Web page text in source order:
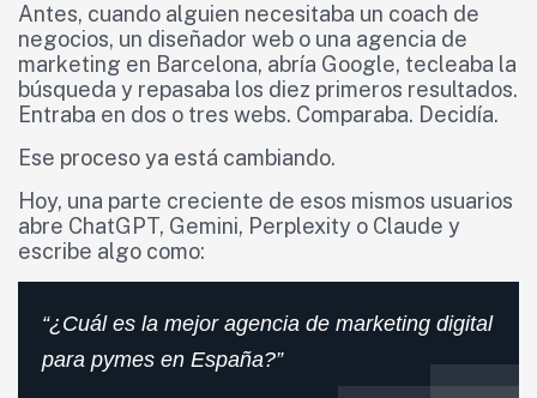
Antes, cuando alguien necesitaba un coach de
negocios, un diseñador web o una agencia de
marketing en Barcelona, abría Google, tecleaba la
búsqueda y repasaba los diez primeros resultados.
Entraba en dos o tres webs. Comparaba. Decidía.
Ese proceso ya está cambiando.
Hoy, una parte creciente de esos mismos usuarios
abre ChatGPT, Gemini, Perplexity o Claude y
escribe algo como:
“¿Cuál es la mejor agencia de marketing digital
para pymes en España?”